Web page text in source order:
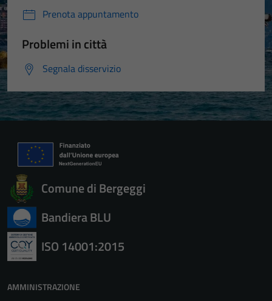
Prenota appuntamento
Problemi in città
Segnala disservizio
Comune di Bergeggi
Bandiera BLU
ISO 14001:2015
AMMINISTRAZIONE